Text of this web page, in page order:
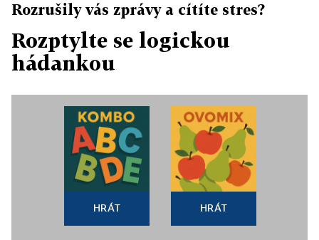
Rozrušily vás zprávy a cítíte stres?
Rozptylte se logickou
hádankou
HRÁT HRÁT